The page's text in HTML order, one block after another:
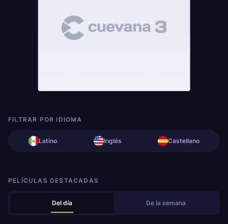
FILTRAR POR IDIOMA
Latino Inglés Castellano
PELÍCULAS DESTACADAS
Del día De la semana